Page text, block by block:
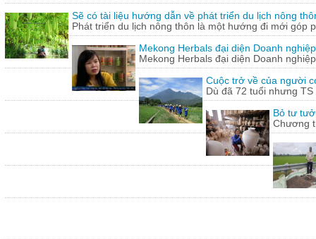
Sẽ có tài liệu hướng dẫn về phát triển du lịch nông
Phát triển du lịch nông thôn là một hướng đi mới góp
Mekong Herbals đại diện Doanh
Mekong Herbals đại diện Doanh
Cuộc trở về của người
Dù đã 72 tuổi nhưng
Bỏ tư
Chương